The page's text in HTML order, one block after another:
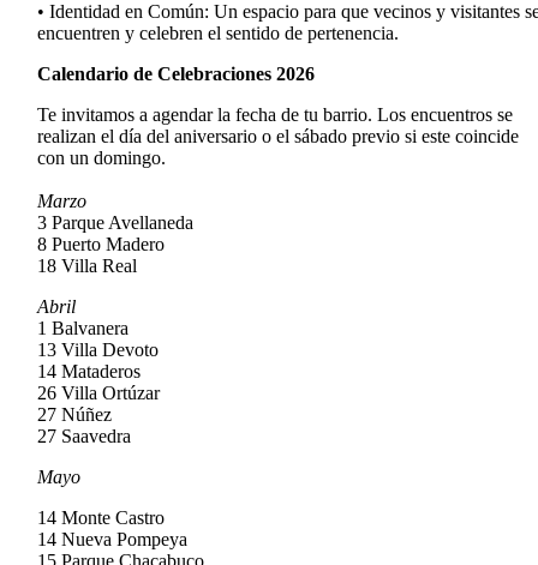
• Identidad en Común: Un espacio para que vecinos y visitantes
encuentren y celebren el sentido de pertenencia.
Calendario de Celebraciones 2026
Te invitamos a agendar la fecha de tu barrio. Los encuentros se
realizan el día del aniversario o el sábado previo si este coincide
con un domingo.
Marzo
3 Parque Avellaneda
8 Puerto Madero
18 Villa Real
Abril
1 Balvanera
13 Villa Devoto
14 Mataderos
26 Villa Ortúzar
27 Núñez
27 Saavedra
Mayo
14 Monte Castro
14 Nueva Pompeya
15 Parque Chacabuco